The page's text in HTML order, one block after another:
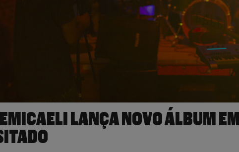
LANÇA NOVO ÁLBUM EM